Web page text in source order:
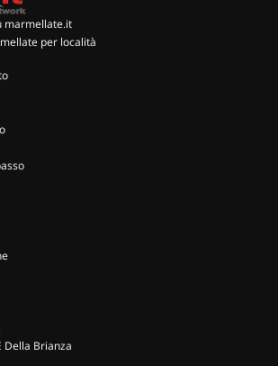
marmellate.it
per località
Della Brianza